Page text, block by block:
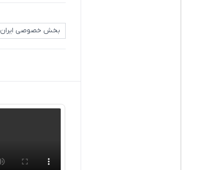
بخش خصوصی ایران